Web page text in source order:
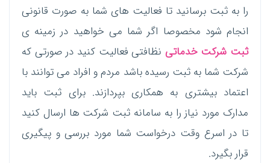
را به ثبت برسانید تا فعالیت های شما به صورت قانونی
انجام شود مخصوصا اگر شما می خواهید در زمینه ی
ثبت شرکت خدماتی نظافتی فعالیت کنید در صورتی که
شرکت شما به ثبت رسیده باشد مردم و افراد می توانند با
اعتماد بیشتری به همکاری بپردازند. برای ثبت باید
مدارک مورد نیاز را به سامانه ثبت شرکت ها ارسال کنید
تا در اسرع وقت درخواست شما مورد بررسی و پیگیری
قرار بگیرد.